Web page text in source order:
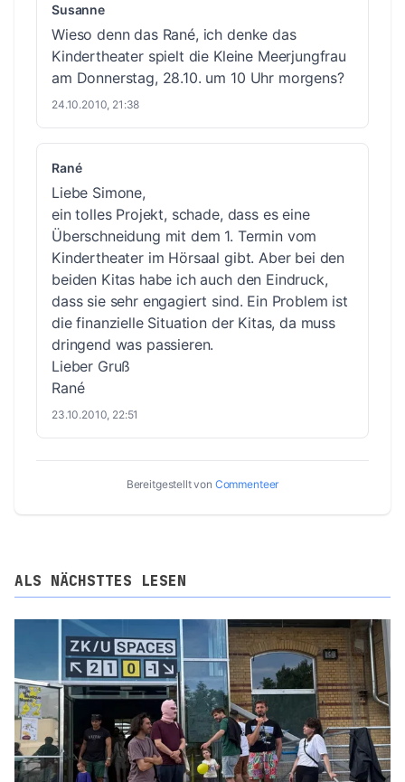
Susanne
Wieso denn das Rané, ich denke das
Kindertheater spielt die Kleine Meerjungfrau
am Donnerstag, 28.10. um 10 Uhr morgens?
24.10.2010, 21:38
Rané
Liebe Simone,
ein tolles Projekt, schade, dass es eine
Überschneidung mit dem 1. Termin vom
Kindertheater im Hörsaal gibt. Aber bei den
beiden Kitas habe ich auch den Eindruck,
dass sie sehr engagiert sind. Ein Problem ist
die finanzielle Situation der Kitas, da muss
dringend was passieren.
Lieber Gruß
Rané
23.10.2010, 22:51
Bereitgestellt von Commenteer
ALS NÄCHSTTES LESEN